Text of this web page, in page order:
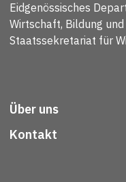
Eidgenössisches
Wirtschaft, Bildung
Staatssekretariat für
Über uns
Kontakt